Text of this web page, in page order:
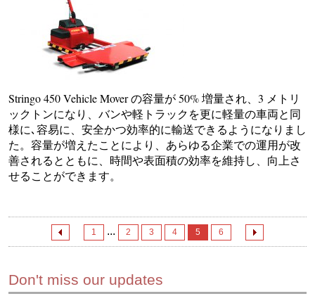
Stringo 450 Vehicle Mover の容量が 50% 増量され、3 メトリ
ックトンになり、バンや軽トラックを更に軽量の車両と同
様に､容易に、安全かつ効率的に輸送できるようになりまし
た。容量が増えたことにより、あらゆる企業での運用が改
善されるとともに、時間や表面積の効率を維持し、向上さ
せることができます。
1 ... 2 3 4 5 6
Don't miss our updates